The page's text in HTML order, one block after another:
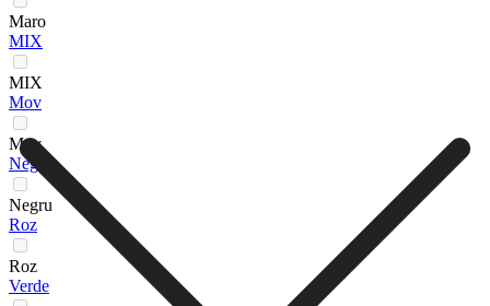
Maro
MIX
MIX
Mov
Mov
Negru
Negru
Roz
Roz
Verde